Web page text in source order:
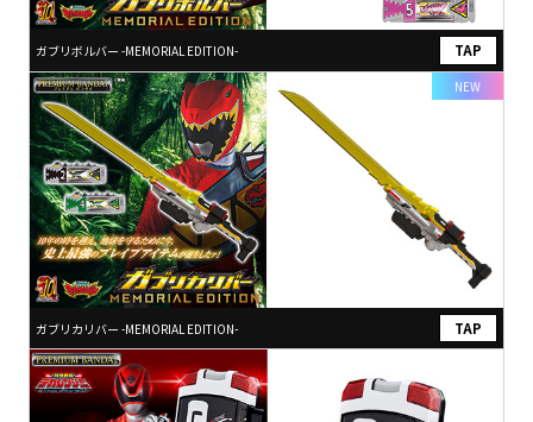
ガブリボルバー -MEMORIAL EDITION-
NEW
ガブリカリバー -MEMORIAL EDITION-